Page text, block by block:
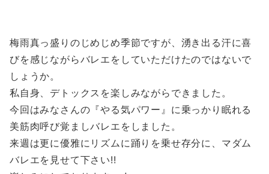
梅雨真っ盛りのじめじめ季節ですが、湧き出る汗に喜
びを感じながらバレエをしていただけたのではないで
しょうか。
私自身、デトックスを楽しみながらできました。
今回はみなさんの『やる気パワー』に乗っかり眠れる
美筋肉呼び覚ましバレエをしました。
来週は更に優雅にリズムに踊りを乗せ存分に、マダム
バレエを見せて下さい!!